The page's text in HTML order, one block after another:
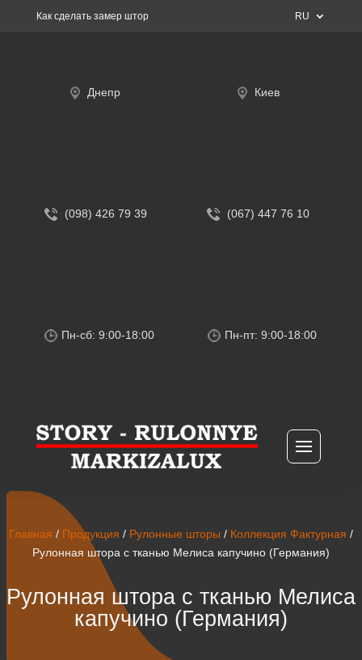
Как сделать замер штор RU
Днепр
(098) 426 79 39
Пн-сб: 9:00-18:00
Киев
(067) 447 76 10
Пн-пт: 9:00-18:00
Главная / Продукция / Рулонные шторы / Коллекция Фактурная /
Рулонная штора с тканью Мелиса капучино (Германия)
Рулонная штора с тканью Мелиса
капучино (Германия)